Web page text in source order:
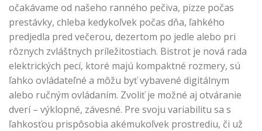
očakávame od našeho ranného pečiva, pizze počas
prestávky, chleba kedykoľvek počas dňa, ľahkého
predjedla pred večerou, dezertom po jedle alebo pri
rôznych zvláštnych príležitostiach. Bistrot je nová rada
elektrických pecí, ktoré majú kompaktné rozmery, sú
ľahko ovládateľné a môžu byť vybavené digitálnym
alebo ručným ovládaním. Zvoliť je možné aj otváranie
dverí – výklopné, závesné. Pre svoju variabilitu sa s
ľahkosťou prispôsobia akémukoľvek prostrediu, či už